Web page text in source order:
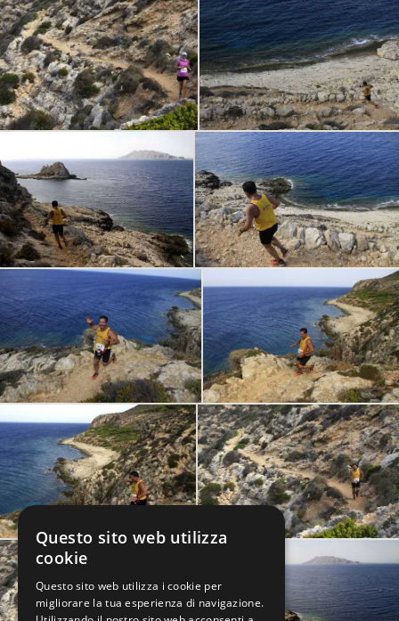
Questo sito web utilizza
cookie
Questo sito web utilizza i cookie per
migliorare la tua esperienza di navigazione.